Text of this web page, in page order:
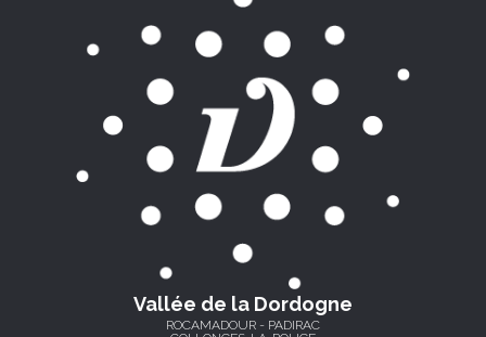
Vallée de la Dordogne
ROCAMADOUR - PADIRAC